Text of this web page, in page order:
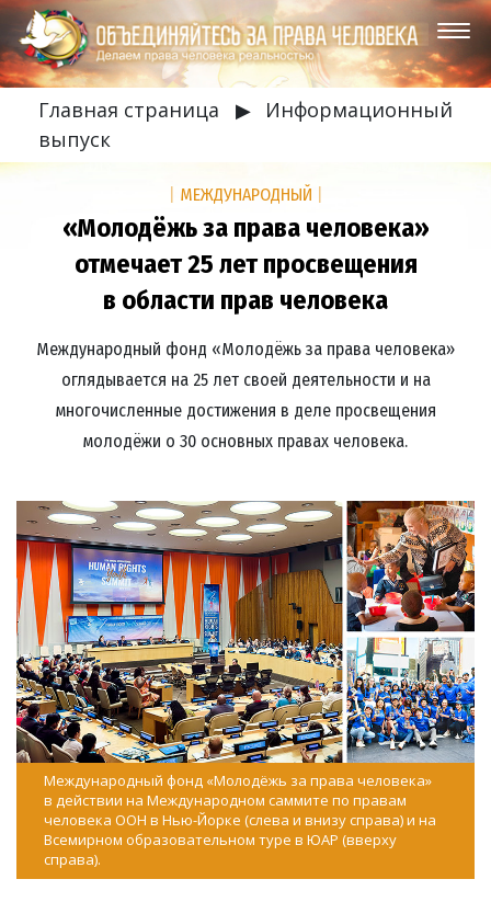
Главная страница ▶
Информационный
выпуск
МЕЖДУНАРОДНЫЙ
«Молодёжь за права человека»
отмечает 25 лет просвещения
в области прав человека
Международный фонд «Молодёжь за права человека»
оглядывается на 25 лет своей деятельности и на
многочисленные достижения в деле просвещения
молодёжи о 30 основных правах человека.
Международный фонд «Молодёжь за права человека»
в действии на Международном саммите по правам
человека ООН в Нью-Йорке (слева и внизу справа) и на
Всемирном образовательном туре в ЮАР (вверху
справа).